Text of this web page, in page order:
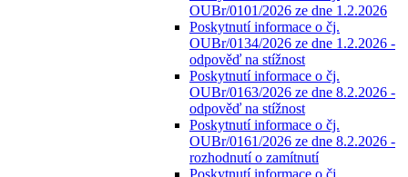
OUBr/0101/2026 ze dne 1.2.2026
Poskytnutí informace o čj.
OUBr/0134/2026 ze dne 1.2.2026 -
odpověď na stížnost
Poskytnutí informace o čj.
OUBr/0163/2026 ze dne 8.2.2026 -
odpověď na stížnost
Poskytnutí informace o čj.
OUBr/0161/2026 ze dne 8.2.2026 -
rozhodnutí o zamítnutí
Poskytnutí informace o čj.